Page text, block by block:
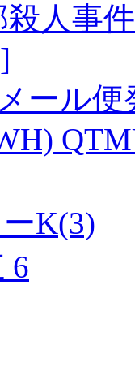
人事
ル便
K(3)
6